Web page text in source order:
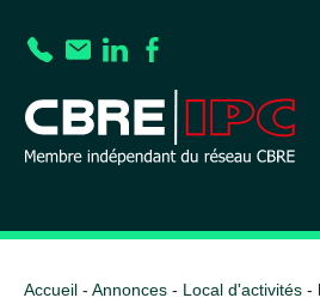
Accueil - Annonces - Local d'activités -